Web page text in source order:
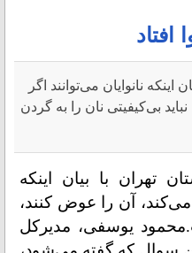
افتاد
نانوایان می‌توانند اگر
بی‌کیفیتی نان را به گردن
تهران با بیان اینکه
آن را عوض کنند،
یوسفی، مدیرکل